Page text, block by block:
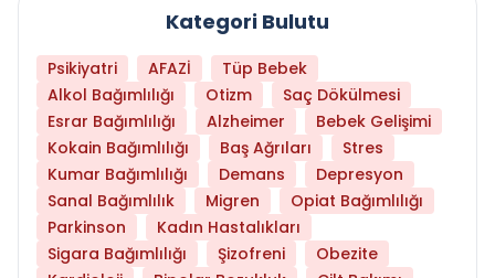
Kategori Bulutu
Psikiyatri AFAZİ
Tüp Bebek
Alkol Bağımlılığı
Otizm
Saç Dökülmesi
Esrar Bağımlılığı
Alzheimer
Bebek Gelişimi
Kokain Bağımlılığı
Baş Ağrıları
Stres
Kumar Bağımlılığı
Demans
Depresyon
Sanal Bağımlılık
Migren
Opiat Bağımlılığı
Parkinson
Kadın Hastalıkları
Sigara Bağımlılığı
Şizofreni
Obezite